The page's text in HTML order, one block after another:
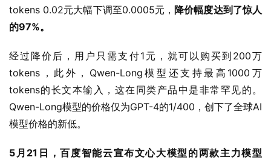
tokens 0.02元大幅下调至0.0005元， 降价幅度达到了惊人
的97%。
经过降价后，用户只需支付1元，就可以购买到200万
tokens，此外，Qwen-Long模型还支持最高1000万
tokens的长文本输入，这在同类产品中是非常罕见的。
Qwen-Long模型的价格仅为GPT-4的1/400，创下了全球AI
模型价格的新低。
5月21日，百度智能云宣布文心大模型的两款主力模型